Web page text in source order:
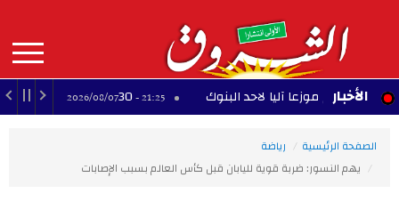
contenu
principal
MAIN
NAVIGATION الأخبار
موزعا آليا لاحد البنوك 21:25 - 2026/08/07 30 عارضًا يشاركون في معرض الصناعات التقليدية بالمحرس
الصفحة الرئيسية
رياضة
يهم النسور: ضربة قوية لليابان قبل كأس العالم بسبب الإصابات